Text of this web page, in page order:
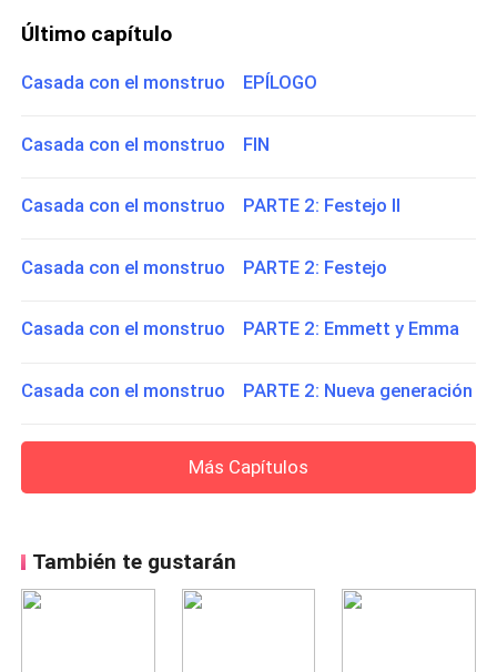
Último capítulo
Casada con el monstruo EPÍLOGO
Casada con el monstruo FIN
Casada con el monstruo PARTE 2: Festejo ll
Casada con el monstruo PARTE 2: Festejo
Casada con el monstruo PARTE 2: Emmett y Emma
Casada con el monstruo PARTE 2: Nueva generación
Más Capítulos
También te gustarán